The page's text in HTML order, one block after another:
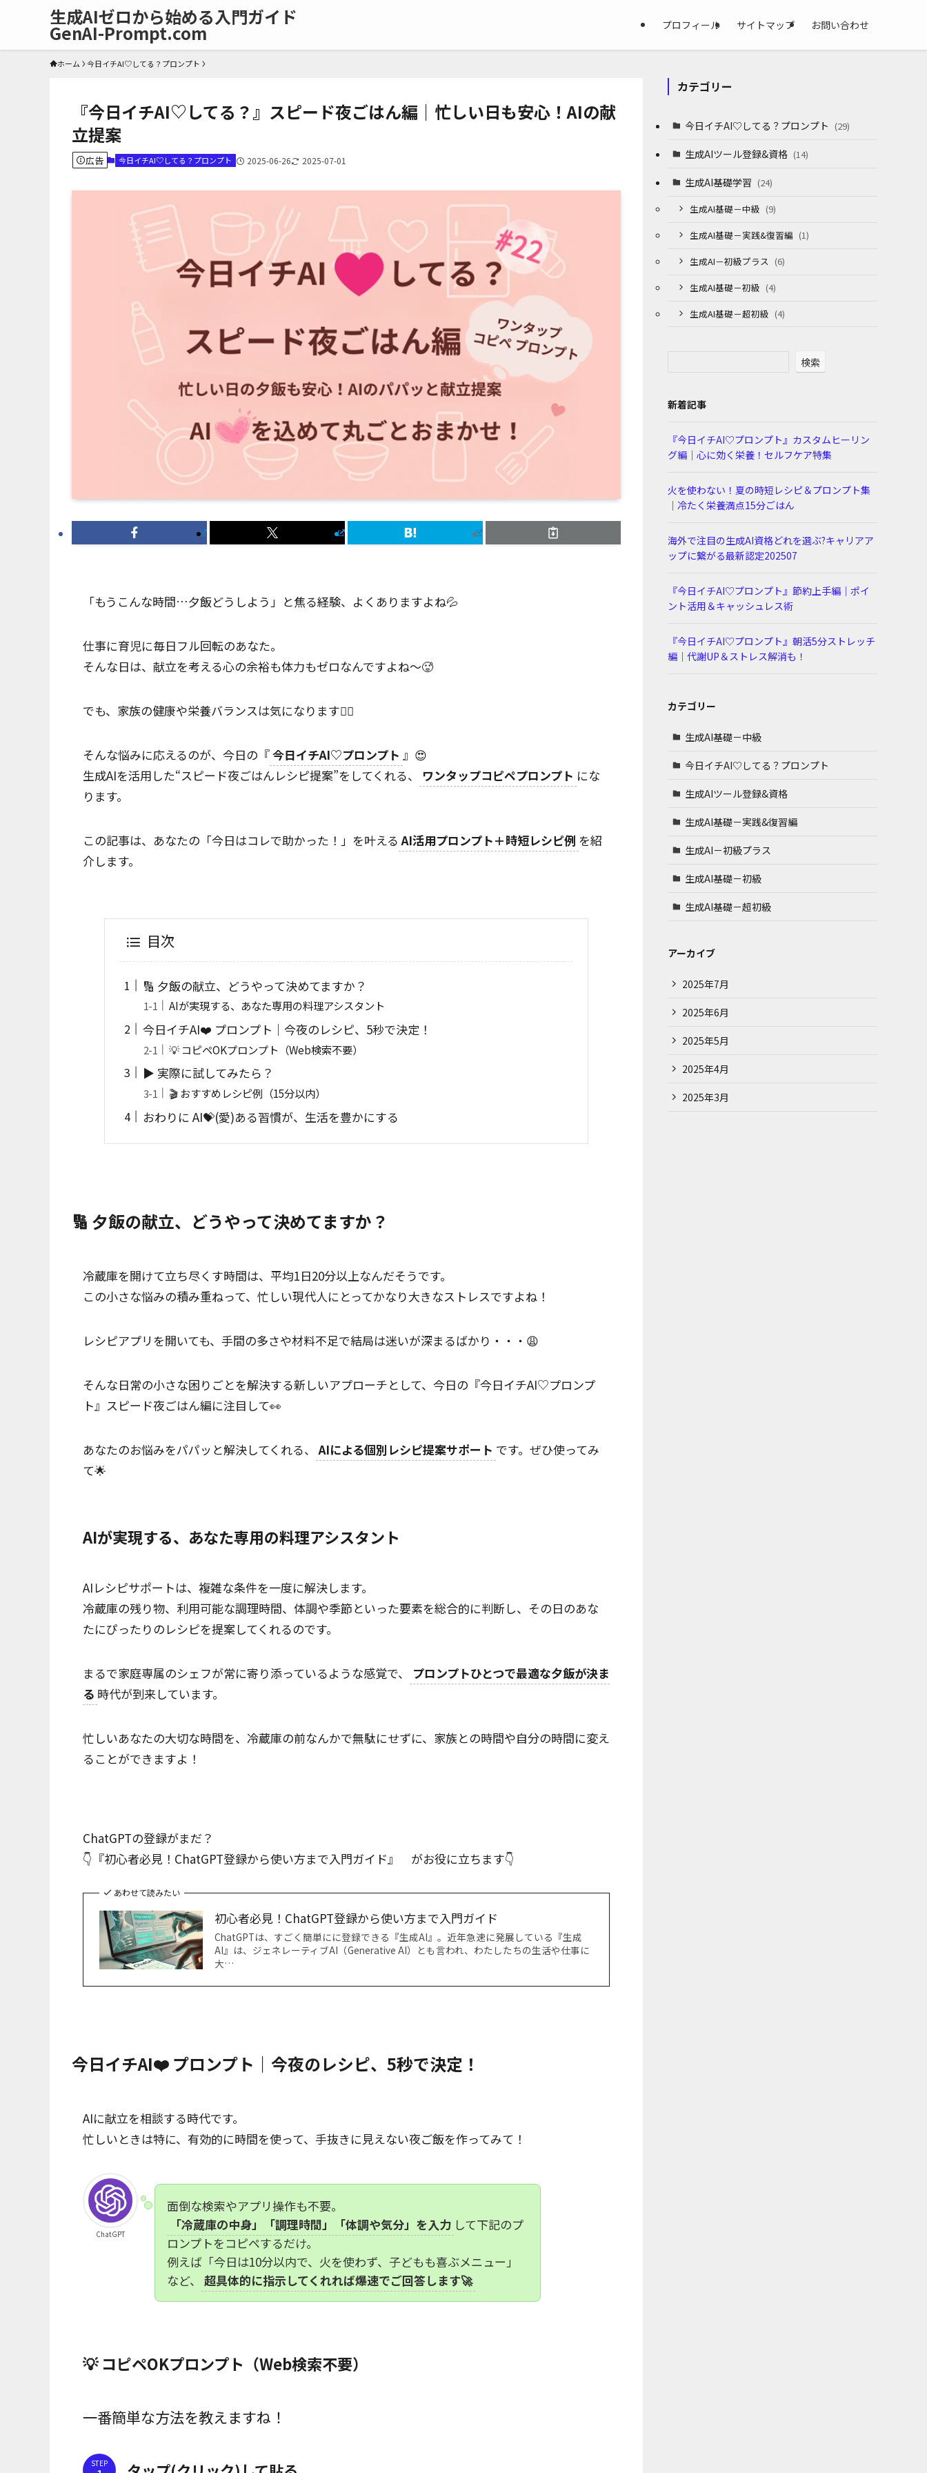
生成AIゼロから始める入門ガイド
GenAI-Prompt.com プロフィール サイトマップ お問い合わせ
ホーム 今日イチAI♡してる？プロンプト
『今日イチAI♡してる？』スピード夜ごはん編｜忙しい日も安心！AIの献
立提案
広告 今日イチAI♡してる？プロンプト 2025-06-26 2025-07-01
「もうこんな時間…夕飯どうしよう」と焦る経験、よくありますよね💦
仕事に育児に毎日フル回転のあなた。
そんな日は、献立を考える心の余裕も体力もゼロなんですよね～🥵
でも、家族の健康や栄養バランスは気になります🙂‍↕️
そんな悩みに応えるのが、今日の『今日イチAI♡プロンプト 』😍
生成AIを活用した“スピード夜ごはんレシピ提案”をしてくれる、
ワンタップコピペプロンプト にな
ります。
この記事は、あなたの「今日はコレで助かった！」を叶える AI活用プロンプト＋時短レシピ例 を紹
介します。
目次
🔢 夕飯の献立、どうやって決めてますか？
AIが実現する、あなた専用の料理アシスタント
今日イチAI❤️ プロンプト｜今夜のレシピ、5秒で決定！
💡 コピペOKプロンプト（Web検索不要）
▶️ 実際に試してみたら？
🎬 おすすめレシピ例（15分以内）
おわりに AI💝(愛)ある習慣が、生活を豊かにする
🔢 夕飯の献立、どうやって決めてますか？
冷蔵庫を開けて立ち尽くす時間は、平均1日20分以上なんだそうです。
この小さな悩みの積み重ねって、忙しい現代人にとってかなり大きなストレスですよね！
レシピアプリを開いても、手間の多さや材料不足で結局は迷いが深まるばかり・・・😩
そんな日常の小さな困りごとを解決する新しいアプローチとして、今日の『今日イチAI♡プロンプ
ト』スピード夜ごはん編に注目して👀
あなたのお悩みをパパッと解決してくれる、 AIによる個別レシピ提案サポート です。ぜひ使ってみ
て🌟
AIが実現する、あなた専用の料理アシスタント
AIレシピサポートは、複雑な条件を一度に解決します。
冷蔵庫の残り物、利用可能な調理時間、体調や季節といった要素を総合的に判断し、その日のあな
たにぴったりのレシピを提案してくれるのです。
まるで家庭専属のシェフが常に寄り添っているような感覚で、
プロンプトひとつで最適な夕飯が決ま
る 時代が到来しています。
忙しいあなたの大切な時間を、冷蔵庫の前なんかで無駄にせずに、家族との時間や自分の時間に変え
ることができますよ！
ChatGPTの登録がまだ？
👇『初心者必見！ChatGPT登録から使い方まで入門ガイド』 がお役に立ちます👇
あわせて読みたい
初心者必見！ChatGPT登録から使い方まで入門ガイド
ChatGPTは、すごく簡単にに登録できる『生成AI』。近年急速に発展している『生成
AI』は、ジェネレーティブAI（Generative AI）とも言われ、わたしたちの生活や仕事に
大…
今日イチAI❤️ プロンプト｜今夜のレシピ、5秒で決定！
AIに献立を相談する時代です。
忙しいときは特に、有効的に時間を使って、手抜きに見えない夜ご飯を作ってみて！
ChatGPT
面倒な検索やアプリ操作も不要。
「冷蔵庫の中身」「調理時間」「体調や気分」を入力 して下記のプ
ロンプトをコピペするだけ。
例えば「今日は10分以内で、火を使わず、子どもも喜ぶメニュー」
など、
超具体的に指示してくれれば爆速でご回答します🚀
💡 コピペOKプロンプト（Web検索不要）
一番簡単な方法を教えますね！
STEP
カテゴリー
今日イチAI♡してる？プロンプト (29)
生成AIツール登録&資格 (14)
生成AI基礎学習 (24)
生成AI基礎－中級 (9)
生成AI基礎－実践&復習編 (1)
生成AI－初級プラス (6)
生成AI基礎－初級 (4)
生成AI基礎－超初級 (4)
検索
新着記事
『今日イチAI♡プロンプト』カスタムヒーリン
グ編｜心に効く栄養！セルフケア特集
火を使わない！夏の時短レシピ＆プロンプト集
｜冷たく栄養満点15分ごはん
海外で注目の生成AI資格どれを選ぶ?キャリアア
ップに繋がる最新認定202507
『今日イチAI♡プロンプト』節約上手編｜ポイ
ント活用＆キャッシュレス術
『今日イチAI♡プロンプト』朝活5分ストレッチ
編｜代謝UP＆ストレス解消も！
カテゴリー
生成AI基礎－中級
今日イチAI♡してる？プロンプト
生成AIツール登録&資格
生成AI基礎－実践&復習編
生成AI－初級プラス
生成AI基礎－初級
生成AI基礎－超初級
アーカイブ
2025年7月
2025年6月
2025年5月
2025年4月
2025年3月